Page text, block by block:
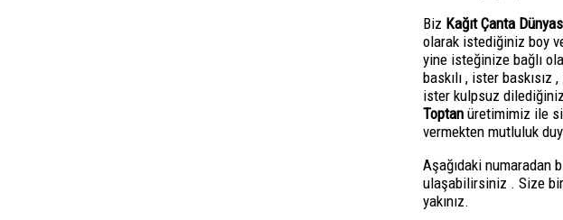
Biz Kağıt Çanta Dünyas
olarak istediğiniz boy
yine isteğinize bağlı
baskılı , ister baskısız
ister kulpsuz dilediğiniz
Toptan üretimimiz ile
vermekten mutluluk
Aşağıdaki numaradan
ulaşabilirsiniz . Size
yakınız.